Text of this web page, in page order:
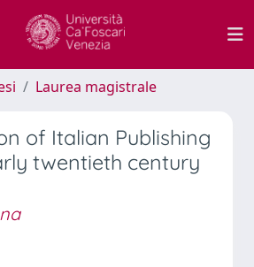
Laurea magistrale
of Italian Publishing
twentieth century